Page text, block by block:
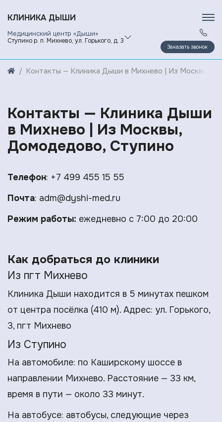
КЛИНИКА ДЫШИ
Медицинский центр «Дыши»
Ступино р. п. Михнево, ул. Горького, д. 3
Заказать звонок
Контакты — Клиника Дыши в Михнево | Из Москвы,
Контакты — Клиника Дыши
в Михнево | Из Москвы,
Домодедово, Ступино
Телефон: +7 499 455 15 55
Почта: adm@dyshi-med.ru
Режим работы: ежедневно с 7:00 до 20:00
Как добраться до клиники
Из пгт Михнево
Клиника Дыши находится в 5 минутах пешком
от центра посёлка (410 м). Адрес: ул. Горького,
3, пгт Михнево
Из Ступино
На автомобиле: по Каширскому шоссе в
направлении Михнево. Расстояние — 33 км,
время в пути — около 33 минут.
На автобусе: автобусы, следующие через